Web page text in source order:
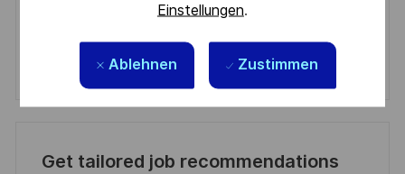
Einstellungen.
Ablehnen Zustimmen
Manage alerts
Get tailored job recommendations